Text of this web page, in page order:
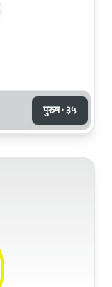
पुरुष · ३५